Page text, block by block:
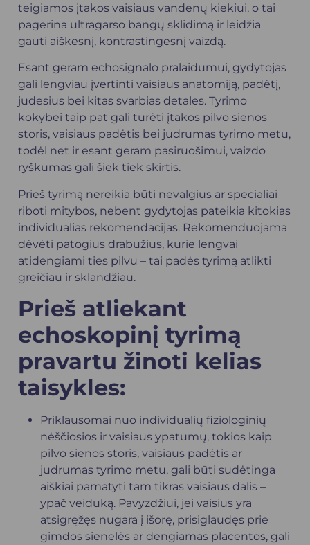
teigiamos įtakos vaisiaus vandenų kiekiui, o tai
pagerina ultragarso bangų sklidimą ir leidžia
gauti aiškesnį, kontrastingesnį vaizdą.
Esant geram echosignalo pralaidumui, gydytojas
gali lengviau įvertinti vaisiaus anatomiją, padėtį,
judesius bei kitas svarbias detales. Tyrimo
kokybei taip pat gali turėti įtakos pilvo sienos
storis, vaisiaus padėtis bei judrumas tyrimo metu,
todėl net ir esant geram pasiruošimui, vaizdo
ryškumas gali šiek tiek skirtis.
Prieš tyrimą nereikia būti nevalgius ar specialiai
riboti mitybos, nebent gydytojas pateikia kitokias
individualias rekomendacijas. Rekomenduojama
dėvėti patogius drabužius, kurie lengvai
atidengiami ties pilvu – tai padės tyrimą atlikti
greičiau ir sklandžiau.
Prieš atliekant
echoskopinį tyrimą
pravartu žinoti kelias
taisykles:
Priklausomai nuo individualių fiziologinių
nėščiosios ir vaisiaus ypatumų, tokios kaip
pilvo sienos storis, vaisiaus padėtis ar
judrumas tyrimo metu, gali būti sudėtinga
aiškiai pamatyti tam tikras vaisiaus dalis –
ypač veiduką. Pavyzdžiui, jei vaisius yra
atsigręžęs nugara į išorę, prisiglaudęs prie
gimdos sienelės ar dengiamas placentos, gali